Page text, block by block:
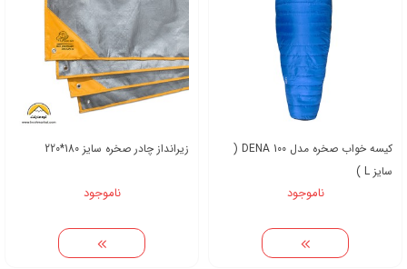
کیسه خواب صخره مدل DENA 100 (
سایز L )
ناموجود
زیرانداز چادر صخره سایز 180*220
ناموجود